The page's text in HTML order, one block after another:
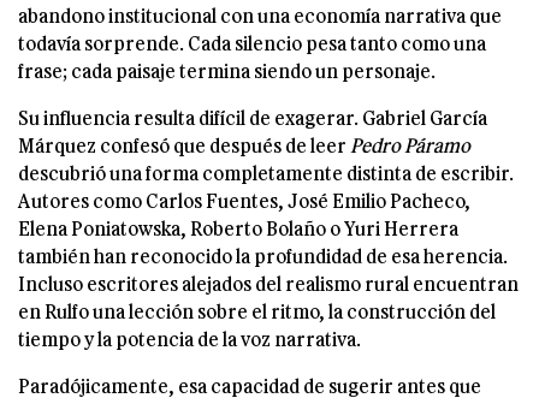
abandono institucional con una economía narrativa que
todavía sorprende. Cada silencio pesa tanto como una
frase; cada paisaje termina siendo un personaje.
Su influencia resulta difícil de exagerar. Gabriel García
Márquez confesó que después de leer Pedro Páramo
descubrió una forma completamente distinta de escribir.
Autores como Carlos Fuentes, José Emilio Pacheco,
Elena Poniatowska, Roberto Bolaño o Yuri Herrera
también han reconocido la profundidad de esa herencia.
Incluso escritores alejados del realismo rural encuentran
en Rulfo una lección sobre el ritmo, la construcción del
tiempo y la potencia de la voz narrativa.
Paradójicamente, esa capacidad de sugerir antes que